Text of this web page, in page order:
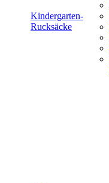
Kindergarten-
Rucksäcke